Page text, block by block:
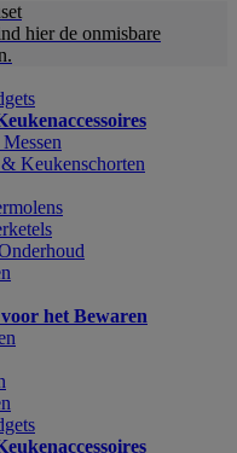
hier de onmisbare
Keukenschorten
het Bewaren